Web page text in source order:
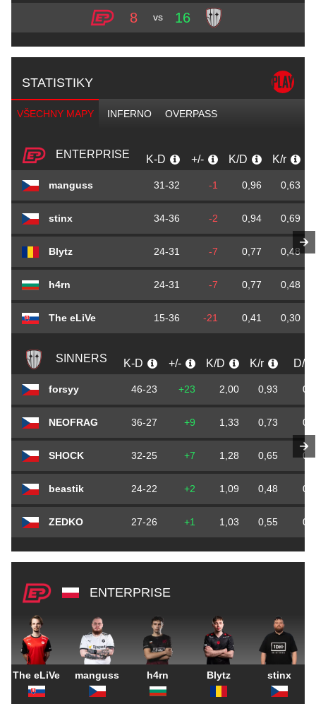
8 vs 16
STATISTIKY
VŠECHNY MAPY INFERNO OVERPASS
ENTERPRISE K-D +/- K/D K/r
manguss 31-32 -1 0,96 0,63
stinx 34-36 -2 0,94 0,69
Blytz 24-31 -7 0,77 0,48
h4rn 24-31 -7 0,77 0,48
The eLiVe 15-36 -21 0,41 0,30
SINNERS K-D +/- K/D K/r D/r
forsyy 46-23 +23 2,00 0,93
NEOFRAG 36-27 +9 1,33 0,73
SHOCK 32-25 +7 1,28 0,65
beastik 24-22 +2 1,09 0,48
ZEDKO 27-26 +1 1,03 0,55
ENTERPRISE
The eLiVe manguss h4rn Blytz stinx